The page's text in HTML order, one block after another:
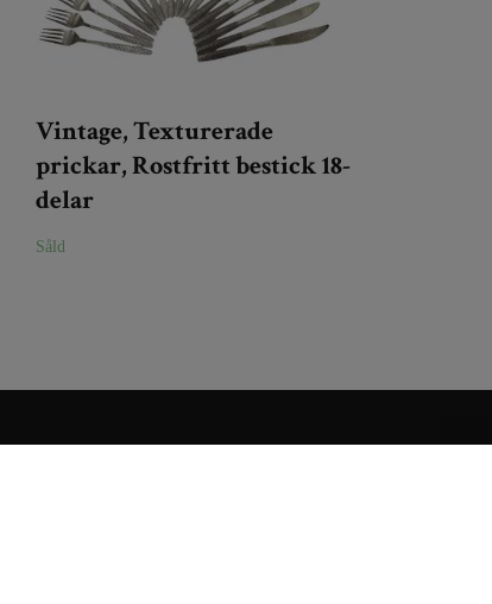
Vintage, Texturerade
prickar, Rostfritt bestick 18-
delar
Såld